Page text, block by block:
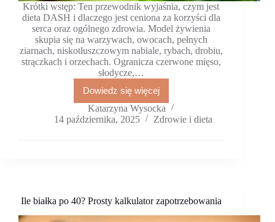
Krótki wstęp: Ten przewodnik wyjaśnia, czym jest
dieta DASH i dlaczego jest ceniona za korzyści dla
serca oraz ogólnego zdrowia. Model żywienia
skupia się na warzywach, owocach, pełnych
ziarnach, niskotłuszczowym nabiale, rybach, drobiu,
strączkach i orzechach. Ogranicza czerwone mięso,
słodycze,…
Dowiedz się więcej
Dieta
DASH
dla
początkujących
10
Katarzyna Wysocka
14 października, 2025
Zdrowie i dieta
Ile białka po 40? Prosty kalkulator zapotrzebowania